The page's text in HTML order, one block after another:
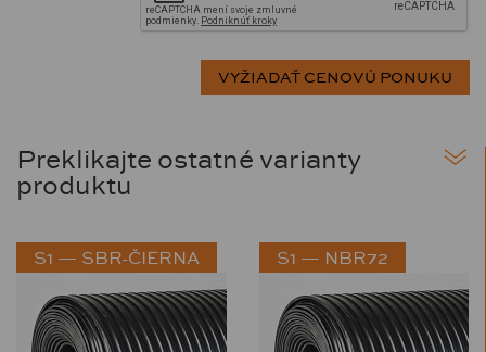
Preklikajte ostatné varianty
produktu
S1 — SBR-ČIERNA S1 — NBR72